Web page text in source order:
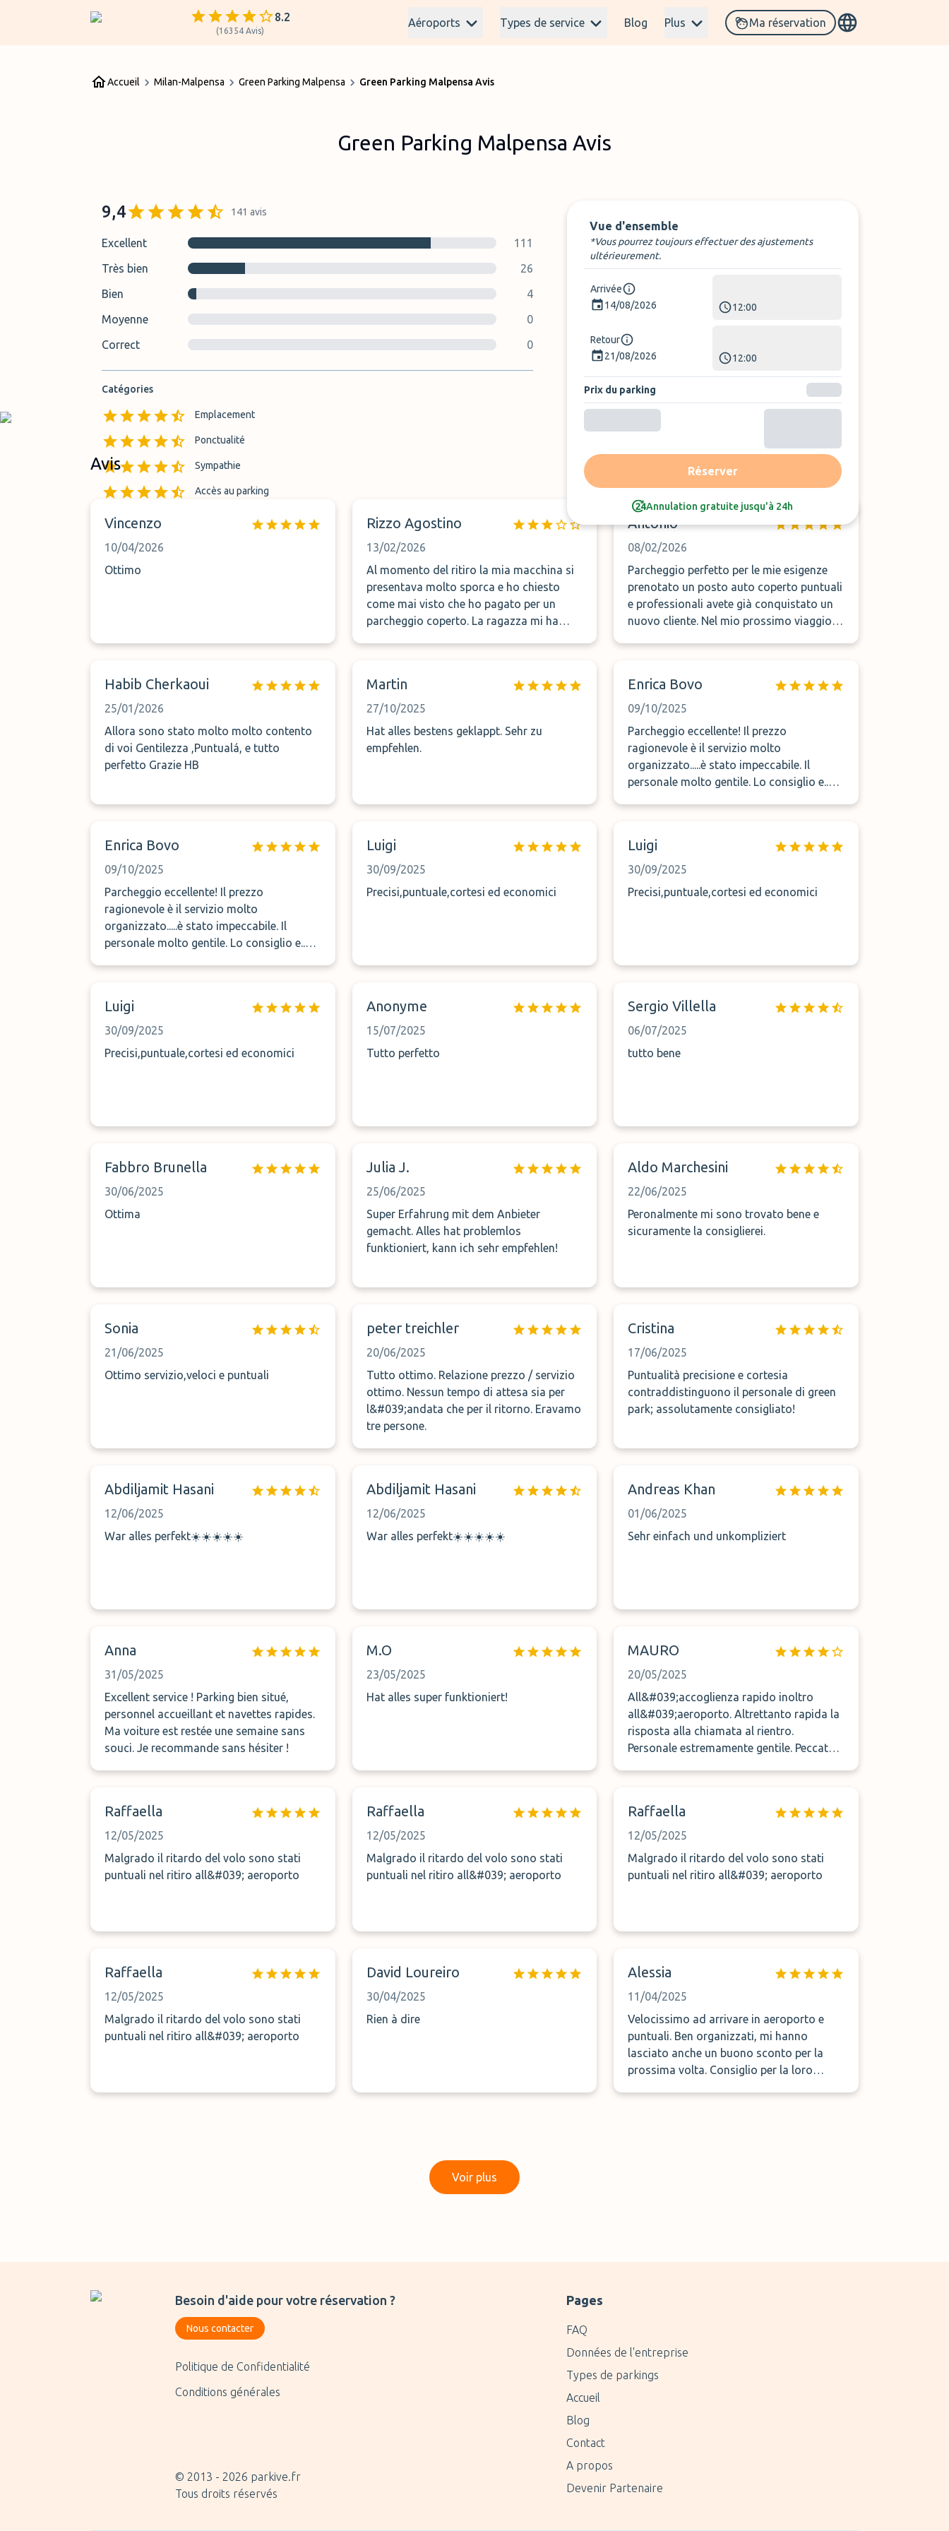
8.2
(16354 Avis)
Aéroports Types de service Blog Plus Ma réservation
Accueil Milan-Malpensa Green Parking Malpensa Green Parking Malpensa Avis
Green Parking Malpensa Avis
9,4 141 avis
Excellent
111
Très bien
26
Bien
4
Moyenne
0
Correct
0
Catégories
Emplacement
Ponctualité
Sympathie
Accès au parking
Vue d'ensemble
*Vous pourrez toujours effectuer des ajustements
ultérieurement.
Arrivée
14/08/2026
12:00
Retour
21/08/2026
12:00
Prix du parking
Réserver
Annulation gratuite jusqu'à 24h
Avis Avis le plus récent
Vincenzo
10/04/2026
Ottimo
Rizzo Agostino
13/02/2026
Al momento del ritiro la mia macchina si
presentava molto sporca e ho chiesto
come mai visto che ho pagato per un
parcheggio coperto. La ragazza mi ha
ho provveduto a lavare la macchina mi
sono accorto che sul parabrezza c’erano
due piccole crepe , provvederò a scrivere e
vediamo che mi rispondono.
Antonio
08/02/2026
Parcheggio perfetto per le mie esigenze
prenotato un posto auto coperto puntuali
e professionali avete già conquistato un
nuovo cliente. Nel mio prossimo viaggio
Habib Cherkaoui
25/01/2026
Allora sono stato molto molto contento
di voi Gentilezza ,Puntualá, e tutto
perfetto Grazie HB
Martin
27/10/2025
Hat alles bestens geklappt. Sehr zu
empfehlen.
Enrica Bovo
09/10/2025
Parcheggio eccellente! Il prezzo
ragionevole è il servizio molto
organizzato.....è stato impeccabile. Il
personale molto gentile. Lo consiglio e..
Enrica Bovo
09/10/2025
Parcheggio eccellente! Il prezzo
ragionevole è il servizio molto
organizzato.....è stato impeccabile. Il
personale molto gentile. Lo consiglio e..
Luigi
30/09/2025
Precisi,puntuale,cortesi ed economici
Luigi
30/09/2025
Precisi,puntuale,cortesi ed economici
Luigi
30/09/2025
Precisi,puntuale,cortesi ed economici
Anonyme
15/07/2025
Tutto perfetto
Sergio Villella
06/07/2025
tutto bene
Fabbro Brunella
30/06/2025
Ottima
Julia J.
25/06/2025
Super Erfahrung mit dem Anbieter
gemacht. Alles hat problemlos
funktioniert, kann ich sehr empfehlen!
Aldo Marchesini
22/06/2025
Peronalmente mi sono trovato bene e
sicuramente la consiglierei.
Sonia
21/06/2025
Ottimo servizio,veloci e puntuali
peter treichler
20/06/2025
Tutto ottimo. Relazione prezzo / servizio
ottimo. Nessun tempo di attesa sia per
l&#039;andata che per il ritorno. Eravamo
tre persone.
Cristina
17/06/2025
Puntualità precisione e cortesia
contraddistinguono il personale di green
park; assolutamente consigliato!
Abdiljamit Hasani
12/06/2025
War alles perfekt☀️☀️☀️☀️☀️
Abdiljamit Hasani
12/06/2025
War alles perfekt☀️☀️☀️☀️☀️
Andreas Khan
01/06/2025
Sehr einfach und unkompliziert
Anna
31/05/2025
Excellent service ! Parking bien situé,
personnel accueillant et navettes rapides.
Ma voiture est restée une semaine sans
souci. Je recommande sans hésiter !
M.O
23/05/2025
Hat alles super funktioniert!
MAURO
20/05/2025
All&#039;accoglienza rapido inoltro
all&#039;aeroporto. Altrettanto rapida la
risposta alla chiamata al rientro.
Personale estremamente gentile. Peccato il
Raffaella
12/05/2025
Malgrado il ritardo del volo sono stati
puntuali nel ritiro all&#039; aeroporto
Raffaella
12/05/2025
Malgrado il ritardo del volo sono stati
puntuali nel ritiro all&#039; aeroporto
Raffaella
12/05/2025
Malgrado il ritardo del volo sono stati
puntuali nel ritiro all&#039; aeroporto
Raffaella
12/05/2025
Malgrado il ritardo del volo sono stati
puntuali nel ritiro all&#039; aeroporto
David Loureiro
30/04/2025
Rien à dire
Alessia
11/04/2025
Velocissimo ad arrivare in aeroporto e
puntuali. Ben organizzati, mi hanno
lasciato anche un buono sconto per la
prossima volta. Consiglio per la loro
Voir plus
Besoin d'aide pour votre réservation ?
Nous contacter
Politique de Confidentialité
Conditions générales
© 2013 - 2026 parkive.fr
Tous droits réservés
Pages
FAQ
Données de l'entreprise
Types de parkings
Accueil
Blog
Contact
A propos
Devenir Partenaire